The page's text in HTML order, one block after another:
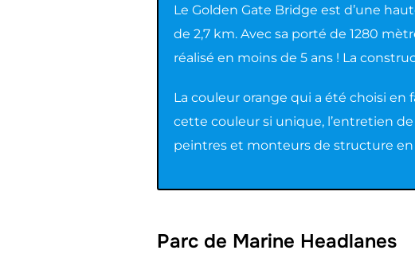
Le Golden Gate Bridge est d’une
de 2,7 km. Avec sa porté de 1280
réalisé en moins de 5 ans ! La
La couleur orange qui a été choisi
cette couleur si unique, l’entretien
peintres et monteurs de structure
Parc de Marine Headlanes